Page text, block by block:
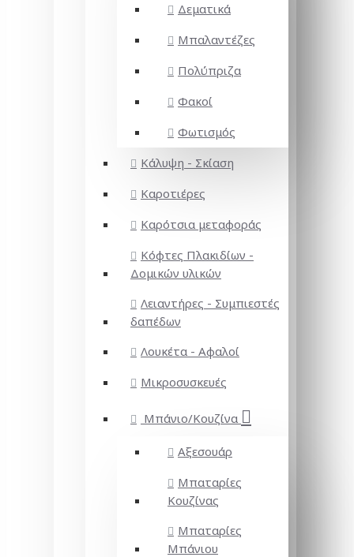
Δεματικά
Μπαλαντέζες
Πολύπριζα
Φακοί
Φωτισμός
Κάλυψη - Σκίαση
Καροτιέρες
Καρότσια μεταφοράς
Κόφτες Πλακιδίων -
Δομικών υλικών
Λειαντήρες - Συμπιεστές
δαπέδων
Λουκέτα - Αφαλοί
Μικροσυσκευές
Μπάνιο/Κουζίνα
Αξεσουάρ
Μπαταρίες
Κουζίνας
Μπαταρίες
Μπάνιου